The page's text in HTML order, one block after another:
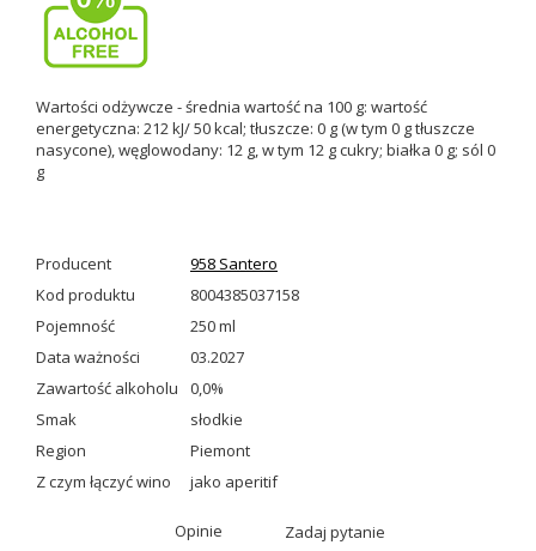
Wartości odżywcze - średnia wartość na 100 g: wartość
energetyczna: 212 kJ/ 50 kcal; tłuszcze: 0 g (w tym 0 g tłuszcze
nasycone), węglowodany: 12 g, w tym 12 g cukry; białka 0 g; sól 0
g
Producent
958 Santero
Kod produktu
8004385037158
Pojemność
250 ml
Data ważności
03.2027
Zawartość alkoholu
0,0%
Smak
słodkie
Region
Piemont
Z czym łączyć wino
jako aperitif
Opinie Zadaj pytanie